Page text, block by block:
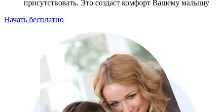
присутствовать. Это создаст комфорт Вашему малышу
Начать бесплатно